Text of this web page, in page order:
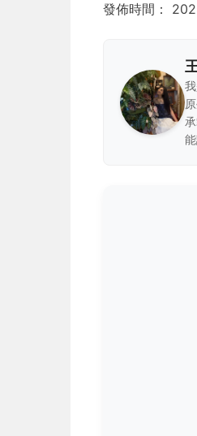
發佈時間：